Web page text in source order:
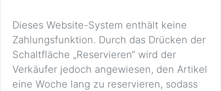
Dieses Website-System enthält keine
Zahlungsfunktion. Durch das Drücken der
Schaltfläche „Reservieren“ wird der
Verkäufer jedoch angewiesen, den Artikel
eine Woche lang zu reservieren, sodass